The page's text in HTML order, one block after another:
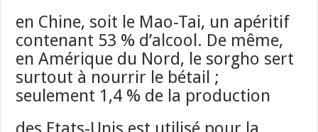
en Chine, soit le Mao-Tai, un apéritif
contenant 53 % d’alcool. De même,
en Amérique du Nord, le sorgho sert
surtout à nourrir le bétail ;
seulement 1,4 % de la production